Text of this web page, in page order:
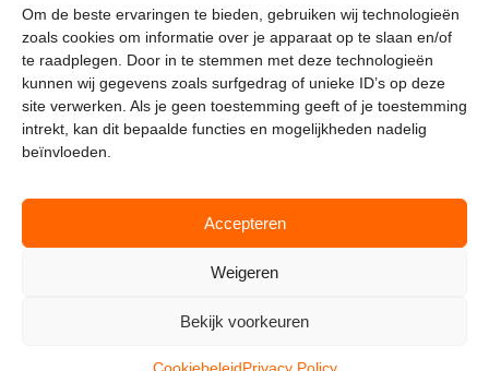
Om de beste ervaringen te bieden, gebruiken wij technologieën
zoals cookies om informatie over je apparaat op te slaan en/of
te raadplegen. Door in te stemmen met deze technologieën
kunnen wij gegevens zoals surfgedrag of unieke ID’s op deze
site verwerken. Als je geen toestemming geeft of je toestemming
intrekt, kan dit bepaalde functies en mogelijkheden nadelig
beïnvloeden.
Accepteren
Weigeren
Bekijk voorkeuren
hetindustriehuis B.V.
De Hoek 1 1601 MR Enkhuizen
t.0228 53 00 40
e.info@hetindustriehuis.com
KVK 51483904
BTW NL850044522B01